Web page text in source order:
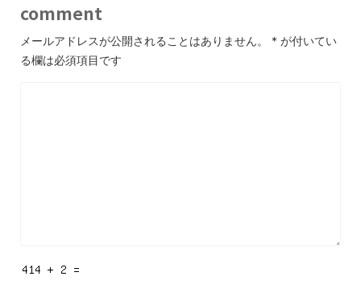
comment
メールアドレスが公開されることはありません。 * が付いてい
る欄は必須項目です